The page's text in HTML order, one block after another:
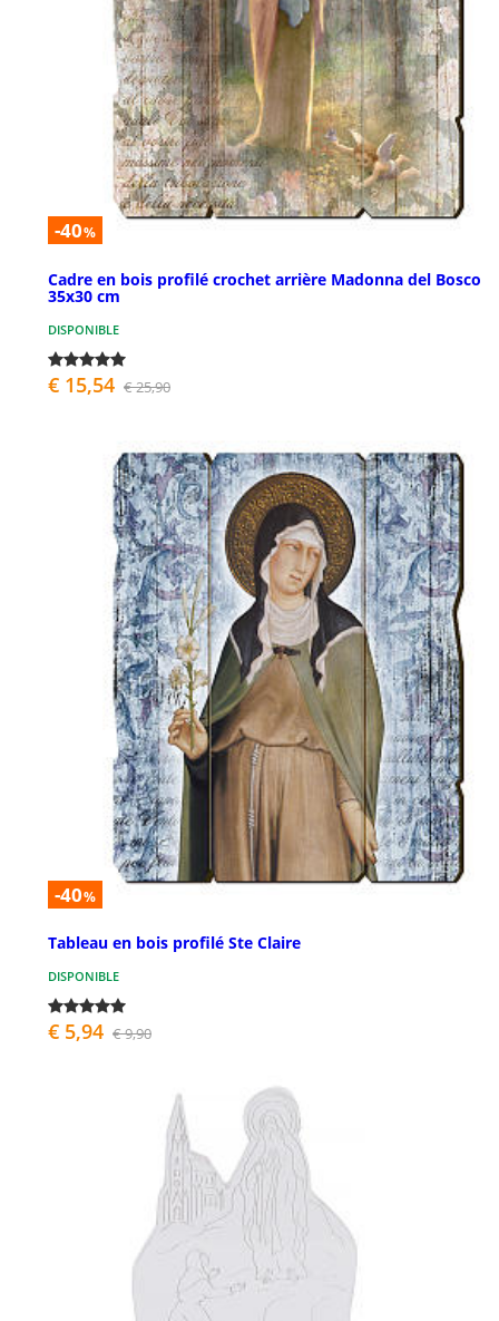
-40%
Cadre en bois profilé crochet arrière Madonna del Bosco
35x30 cm
DISPONIBLE
€ 15,54 € 25,90
-40%
Tableau en bois profilé Ste Claire
DISPONIBLE
€ 5,94 € 9,90